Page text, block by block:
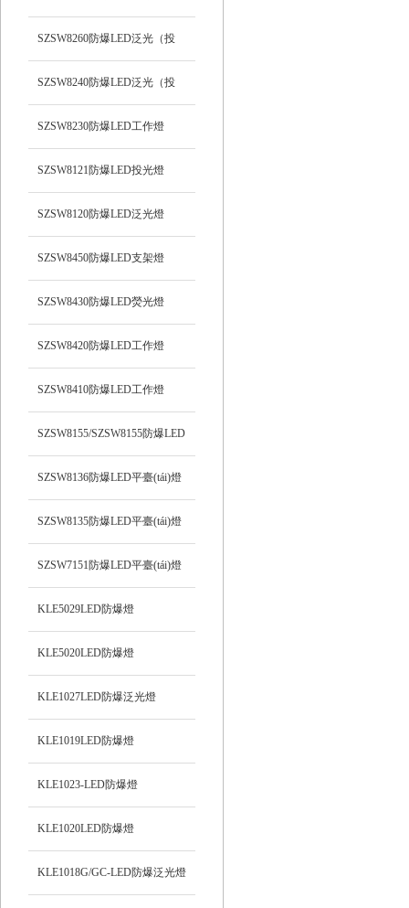
SZSW8260防爆LED泛光（投
光）工作燈
SZSW8240防爆LED泛光（投
光）工作燈
SZSW8230防爆LED工作燈
SZSW8121防爆LED投光燈
SZSW8120防爆LED泛光燈
SZSW8450防爆LED支架燈
SZSW8430防爆LED熒光燈
SZSW8420防爆LED工作燈
SZSW8410防爆LED工作燈
SZSW8155/SZSW8155防爆LED
平臺(tái)燈
SZSW8136防爆LED平臺(tái)燈
SZSW8135防爆LED平臺(tái)燈
SZSW7151防爆LED平臺(tái)燈
KLE5029LED防爆燈
KLE5020LED防爆燈
KLE1027LED防爆泛光燈
KLE1019LED防爆燈
KLE1023-LED防爆燈
KLE1020LED防爆燈
KLE1018G/GC-LED防爆泛光燈